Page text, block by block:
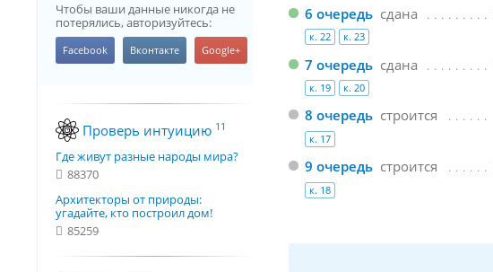
Чтобы ваши данные никогда не
потерялись, авторизуйтесь:
Проверь интуицию 11
Где живут разные народы мира?
88370
Архитекторы от природы:
угадайте, кто построил дом!
85259
6 очередь сдана
к. 22 к. 23
7 очередь сдана
к. 19 к. 20
8 очередь строится
к. 17
9 очередь строится
к. 18